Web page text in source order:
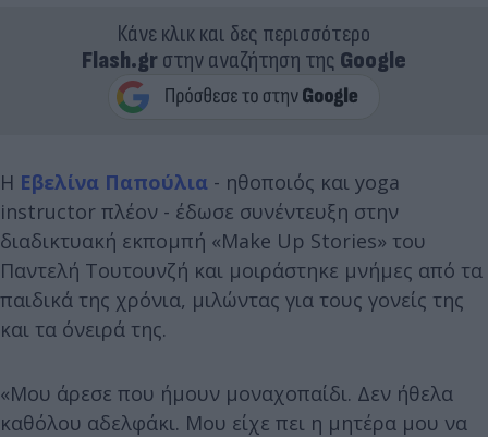
Κάνε κλικ και δες περισσότερο
Flash.grστην αναζήτηση της Google
Η Εβελίνα Παπούλια - ηθοποιός και yoga
instructor πλέον - έδωσε συνέντευξη στην
διαδικτυακή εκπομπή «Make Up Stories» του
Παντελή Τουτουνζή και μοιράστηκε μνήμες από τα
παιδικά της χρόνια, μιλώντας για τους γονείς της
και τα όνειρά της.
«Μου άρεσε που ήμουν μοναχοπαίδι. Δεν ήθελα
καθόλου αδελφάκι. Μου είχε πει η μητέρα μου να